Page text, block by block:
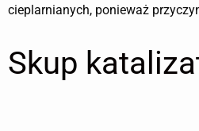
cieplarnianych, ponieważ
Skup